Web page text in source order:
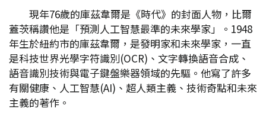
現年76歲的庫茲韋爾是《時代》的封面人物，比爾
蓋茨稱讚他是「預測人工智慧最準的未來學家」。1948
年生於紐約市的庫茲韋爾，是發明家和未來學家，一直
是科技世界光學字符識別(OCR)、文字轉換語音合成、
語音識別技術與電子鍵盤樂器領域的先驅。他寫了許多
有關健康、人工智慧(AI)、超人類主義、技術奇點和未來
主義的著作。